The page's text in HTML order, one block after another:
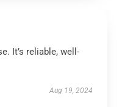
It’s reliable, well-
Aug 19, 2024